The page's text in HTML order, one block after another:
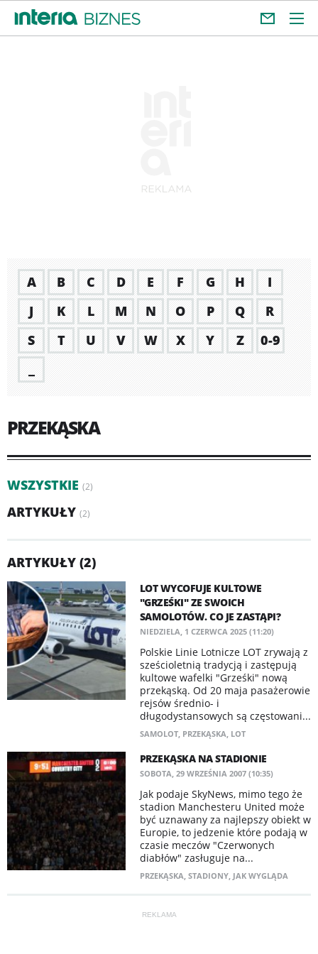
A B C D E F G H
I
J
K L M N O P Q
R
S
T U V W X Y Z
0-9
PRZEKĄSKA
WSZYSTKIE (2)
ARTYKUŁY (2)
ARTYKUŁY (2)
LOT WYCOFUJE KULTOWE
"GRZEŚKI" ZE SWOICH
SAMOLOTÓW. CO JE ZASTĄPI?
NIEDZIELA, 1 CZERWCA 2025 (11:20)
Polskie Linie Lotnicze LOT zrywają z
sześcioletnią tradycją i zastępują
kultowe wafelki "Grześki" nową
przekąską. Od 20 maja pasażerowie
rejsów średnio- i
długodystansowych są częstowani...
SAMOLOT, PRZEKĄSKA, LOT
PRZEKĄSKA NA STADIONIE
SOBOTA, 29 WRZEŚNIA 2007 (10:35)
Jak podaje SkyNews, mimo tego że
stadion Manchesteru United może
być uznawany za najlepszy obiekt w
Europie, to jedzenie które podają w
czasie meczów "Czerwonych
diabłów" zasługuje na...
PRZEKĄSKA, STADIONY, JAK WYGLĄDA
REKLAMA